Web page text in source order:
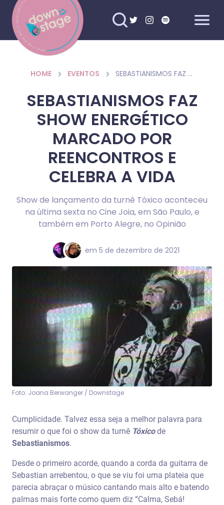
HOME EVENTOS SEBASTIANISMOS FAZ SHOW ENERGÉTICO MARCADO POR REENCONTROS E CELEBRA A VIDA
SEBASTIANISMOS FAZ
SHOW ENERGÉTICO
MARCADO POR
REENCONTROS E
CELEBRA A VIDA
Show de lançamento da turnê Tóxico aconteceu
na última sexta no Cine Joia, em São Paulo, e
também em Porto Alegre, no Opinião
em 5 de dezembro de 2021
Foto: Joana Berwanger / Downstage
Cumplicidade. Talvez essa seja a melhor palavra para
resumir o que foi o show da turnê Tóxicode
Sebastianismos.
Desde o primeiro acorde, quando a corda da guitarra de
Sebastian arrebentou, o que se viu foi uma plateia que
parecia abraçar o músico cantando mais alto e batendo
palmas mais forte como quem diz “Calma, Sebá!